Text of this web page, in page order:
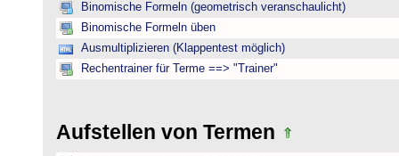
Binomische Formeln (geometrisch veranschaulicht)
Binomische Formeln üben
Ausmultiplizieren (Klappentest möglich)
Rechentrainer für Terme ==> "Trainer"
Aufstellen von Termen